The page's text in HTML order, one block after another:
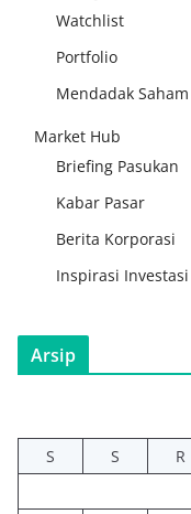
Watchlist
Portfolio
Mendadak Saham
Market Hub
Briefing Pasukan
Kabar Pasar
Berita Korporasi
Inspirasi Investasi
Arsip
S
S R